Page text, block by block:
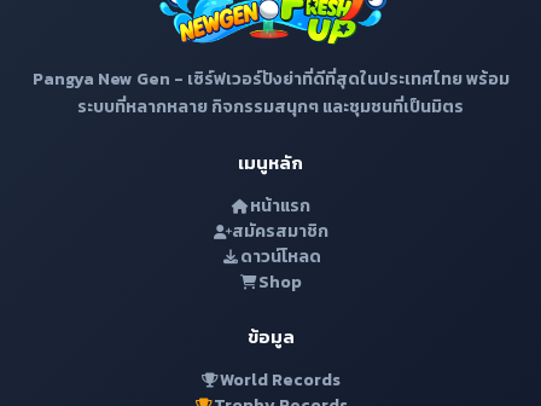
Pangya New Gen - เซิร์ฟเวอร์ปังย่าที่ดีที่สุดในประเทศไทย พร้อม
ระบบที่หลากหลาย กิจกรรมสนุกๆ และชุมชนที่เป็นมิตร
เมนูหลัก
หน้าแรก
สมัครสมาชิก
ดาวน์โหลด
Shop
ข้อมูล
World Records